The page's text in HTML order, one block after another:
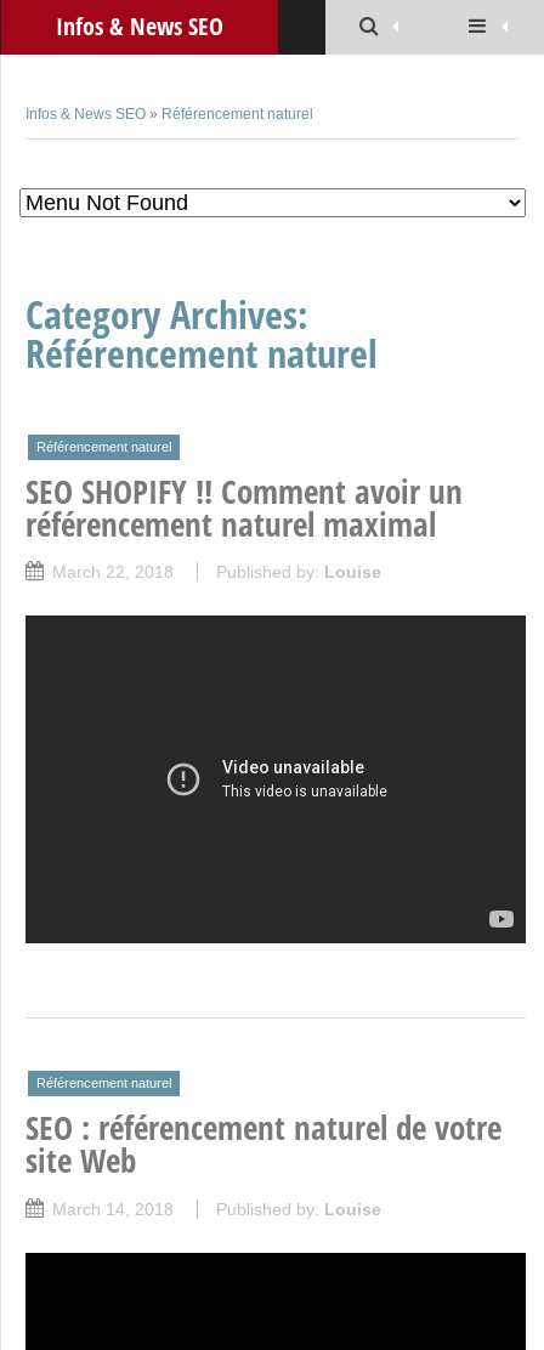
Infos & News SEO
Infos & News SEO » Référencement naturel
Category Archives:
Référencement naturel
Référencement naturel
SEO SHOPIFY !! Comment avoir un
référencement naturel maximal
March 22, 2018 Published by: Louise
Référencement naturel
SEO : référencement naturel de votre
site Web
March 14, 2018 Published by: Louise